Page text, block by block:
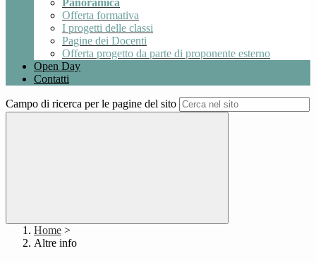
Panoramica
Offerta formativa
I progetti delle classi
Pagine dei Docenti
Offerta progetto da parte di proponente esterno
Open Day
Contatti
Campo di ricerca per le pagine del sito
Home >
Altre info